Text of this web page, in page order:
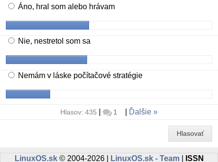
Áno, hral som alebo hrávam
Nie, nestretol som sa
Nemám v láske počítačové stratégie
Hlasov: 435 1 Ďalšie
Hlasovať
LinuxOS.sk© 2004-2026 | LinuxOS.sk - Team| ISSN